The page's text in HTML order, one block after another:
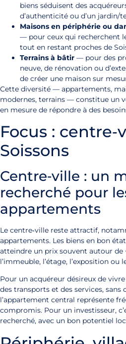
biens séduisent des
d’authenticité ou d’un jardin/
Maisons en périphérie ou
— pour ceux qui recherchent
tout en restant proches de
Terrains à bâtir — pour des
neuve, de rénovation ou
de créer une maison sur
Cette diversité — appartements,
modernes, terrains — constitue un
en mesure de répondre à des
Focus :
Soissons
Centre‑ville : un
recherché pour
appartements
Le centre‑ville reste attractif,
appartements. Les biens en bon
atteindre un prix souvent autour de ~
l’immeuble, l’étage, l’exposition ou
Pour un acquéreur désireux de
des transports et des services, sans
l’appartement central représente
compromis. Pour un investisseur,
recherché, avec un bon potentiel